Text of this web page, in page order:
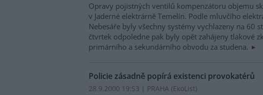
Opravy pojistných ventilů kompenzátoru objemu
v Jaderné elektrárně Temelín. Podle mluvčího
Nebesáře byly všechny systémy vychlazeny na 60
čtvrtek odpoledne pak byly opět zahájeny tlakové
primárního a sekundárního obvodu za studena.
Policie zásadně popírá existenci provokatérů
28.9.2000 19:53 | PRAHA (EkoList)